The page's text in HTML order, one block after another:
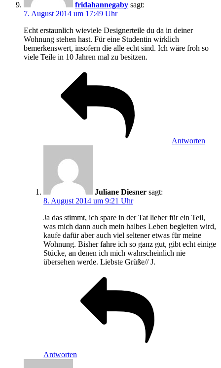
fridahannegaby sagt:
7. August 2014 um 17:49 Uhr
Echt erstaunlich wieviele Designerteile du da in deiner
Wohnung stehen hast. Für eine Studentin wirklich
bemerkenswert, insofern die alle echt sind. Ich wäre froh so
viele Teile in 10 Jahren mal zu besitzen.
Antworten
Juliane Diesner sagt:
8. August 2014 um 9:21 Uhr
Ja das stimmt, ich spare in der Tat lieber für ein Teil,
was mich dann auch mein halbes Leben begleiten wird,
kaufe dafür aber auch viel seltener etwas für meine
Wohnung. Bisher fahre ich so ganz gut, gibt echt einige
Stücke, an denen ich mich wahrscheinlich nie
übersehen werde. Liebste Grüße// J.
Antworten